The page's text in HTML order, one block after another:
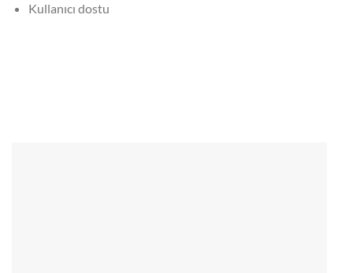
Kullanıcı dostu